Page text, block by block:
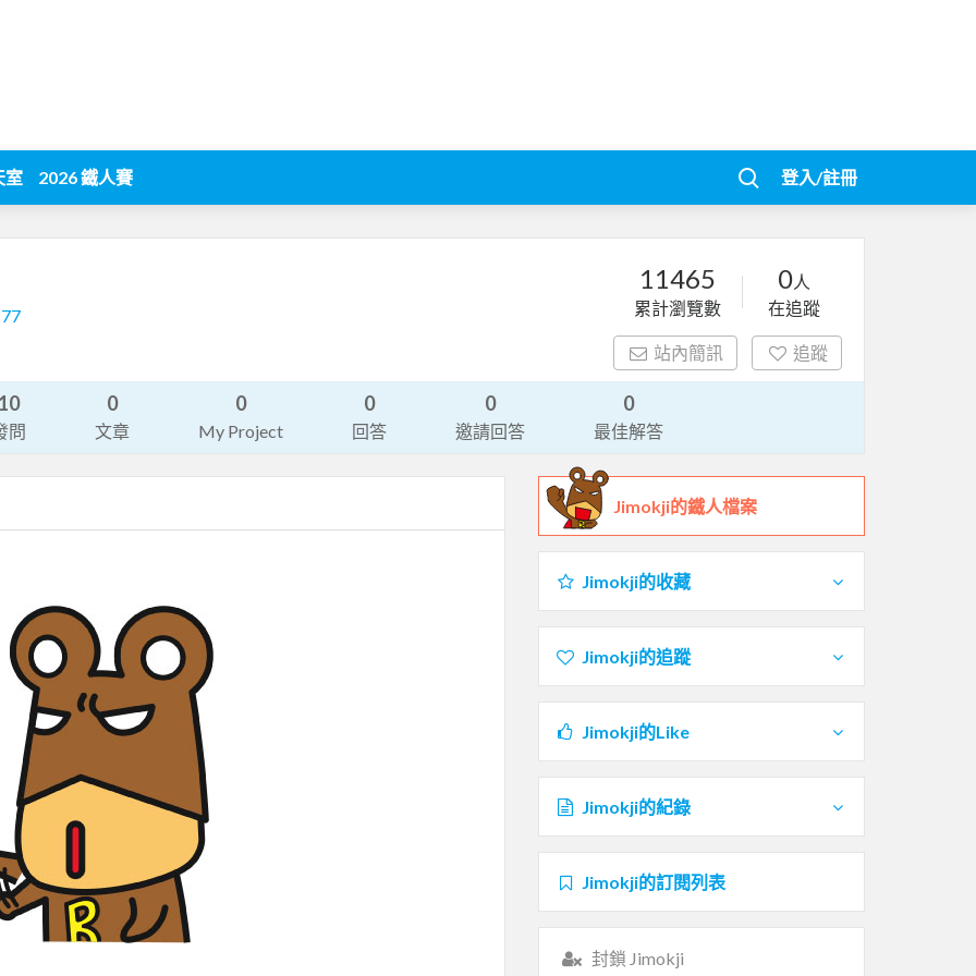
室 2026 鐵人賽 登入/註冊
11465
累計瀏覽數
0人
在追蹤
站內簡訊 追蹤
問
0
文章
0
My Project
0
回答
0
邀請回答
0
最佳解答
Jimokji的鐵人檔案
Jimokji的收藏
Jimokji的追蹤
Jimokji的Like
Jimokji的紀錄
Jimokji的訂閱列表
封鎖 Jimokji